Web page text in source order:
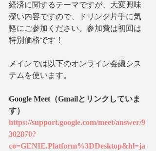
経済に関するテーマですが、大変興味
深い内容ですので、ドリンク片手に気
軽にご参加ください。参加費は初回は
特別価格です！
メインでは以下のオンライン会議シス
テムを使います。
Google Meet（Gmailとリンクしていま
す）
https://support.google.com/meet/answer/9
302870?
co=GENIE.Platform%3DDesktop&hl=ja